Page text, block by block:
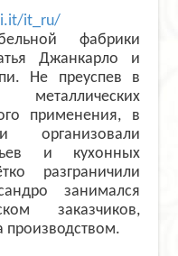
it_ru/
фабрики
Джанкарло и
Не преуспев в
применения, в
и кухонных
разграничили
занимался
заказчиков,
производством.